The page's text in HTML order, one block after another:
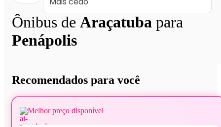
Ônibus de Araçatuba para
Penápolis
Recomendados para você
Melhor preço disponível